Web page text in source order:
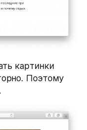
картинки
Поэтому